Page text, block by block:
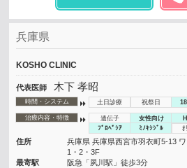
兵庫県
KOSHO CLINIC
代表医師 木下 孝昭
時間・システム 土日診療 祝祭日
治療内容・特徴 遺伝子 女性向け
ﾌﾟﾛﾍﾟｼｱ
ﾐﾉｷｼｼﾞﾙ ｵ
住所
兵庫県 兵庫県西宮市羽衣町5-13
1・2・3F
最寄駅
阪急「夙川駅」徒歩3分